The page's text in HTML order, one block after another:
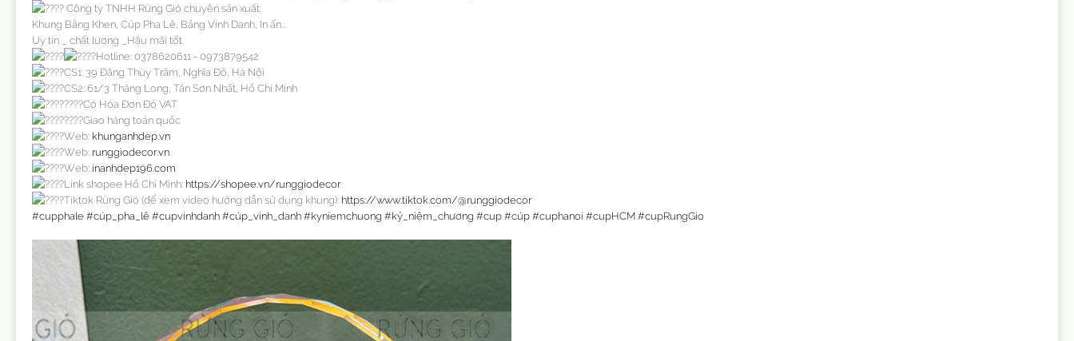
Công ty TNHH Rừng Gió chuyên sản xuất:
Khung Bằng Khen, Cúp Pha Lê, Bảng Vinh Danh, In ấn...
Uy tín _ chất lượng _Hậu mãi tốt
Hotline: 0378620611 - 0973879542
CS1: 39 Đặng Thùy Trâm, Nghĩa Đô, Hà Nội
CS2: 61/3 Thăng Long, Tân Sơn Nhất, Hồ Chí Minh
Có Hóa Đơn Đỏ VAT
Giao hàng toàn quốc
Web: khunganhdep.vn
Web: runggiodecor.vn
Web: inanhdep196.com
Link shopee Hồ Chí Minh: https://shopee.vn/runggiodecor
Tiktok Rừng Gió (để xem video hướng dẫn sử dụng khung): https://www.tiktok.com/@runggiodecor
#cupphale#cúp_pha_lê#cupvinhdanh#cúp_vinh_danh#kyniemchuong #kỷ_niệm_chương #cup#cúp#cuphanoi #cupHCM#cupRungGio